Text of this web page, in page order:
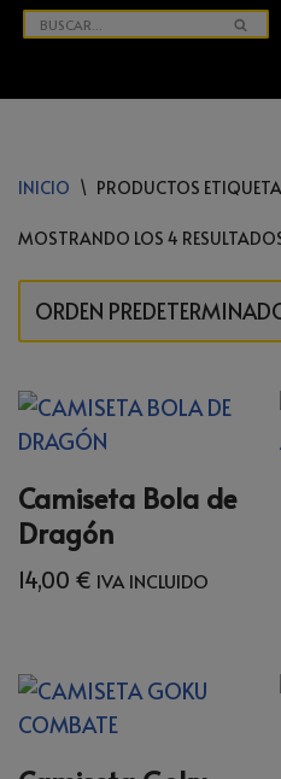
AL
INICIO \ PRODUCTOS
MOSTRANDO LOS 4
Camiseta Bola de
Dragón
14,00 € IVA INCLUIDO